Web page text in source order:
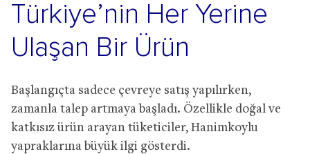
Türkiye’nin Her Yerine
Ulaşan Bir Ürün
Başlangıçta sadece çevreye satış yapılırken,
zamanla talep artmaya başladı. Özellikle doğal ve
katkısız ürün arayan tüketiciler, Hanimkoylu
yapraklarına büyük ilgi gösterdi.